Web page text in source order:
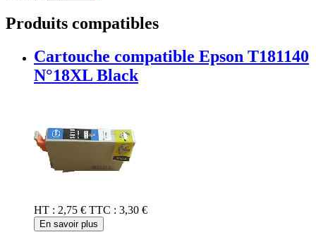
Produits compatibles
Cartouche compatible Epson T181140
N°18XL Black
HT : 2,75 € TTC : 3,30 €
En savoir plus